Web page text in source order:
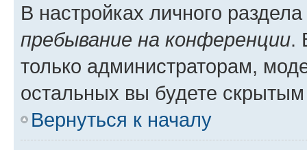
В настройках личного
пребывание на конференции.
только администраторам,
остальных вы будете
Вернуться к началу